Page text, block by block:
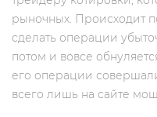
рыночных. Происходит
сделать операции
потом и вовсе
его операции
всего лишь на сайте